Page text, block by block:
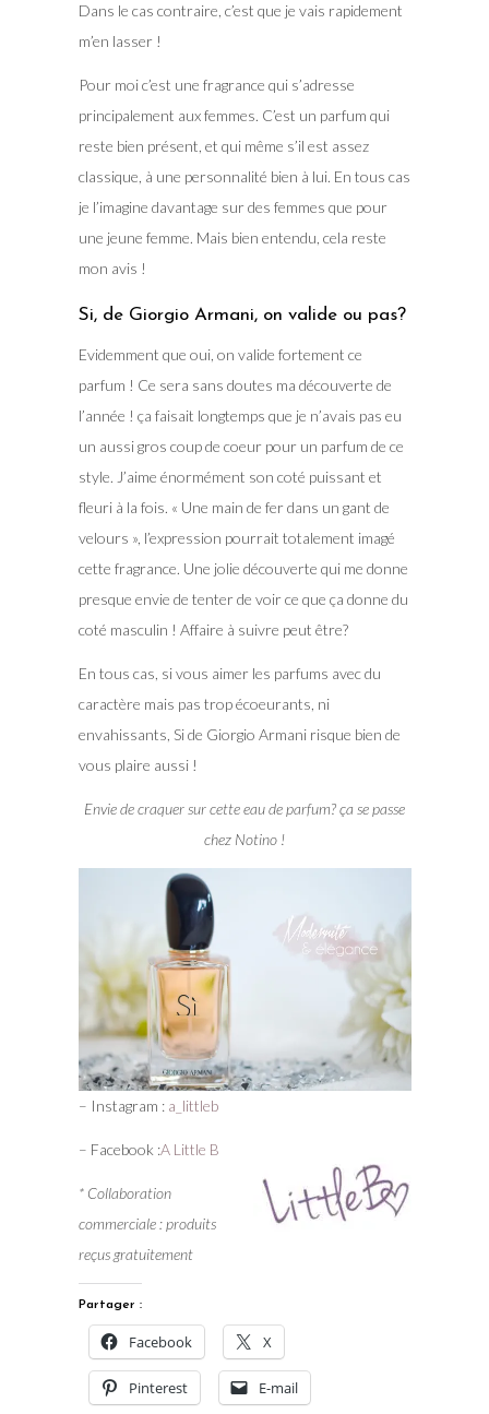
Dans le cas contraire, c’est que je vais rapidement
m’en lasser !
Pour moi c’est une fragrance qui s’adresse
principalement aux femmes. C’est un parfum qui
reste bien présent, et qui même s’il est assez
classique, à une personnalité bien à lui. En tous cas
je l’imagine davantage sur des femmes que pour
une jeune femme. Mais bien entendu, cela reste
mon avis !
Si, de Giorgio Armani, on valide ou pas?
Evidemment que oui, on valide fortement ce
parfum ! Ce sera sans doutes ma découverte de
l’année ! ça faisait longtemps que je n’avais pas eu
un aussi gros coup de coeur pour un parfum de ce
style. J’aime énormément son coté puissant et
fleuri à la fois. « Une main de fer dans un gant de
velours », l’expression pourrait totalement imagé
cette fragrance. Une jolie découverte qui me donne
presque envie de tenter de voir ce que ça donne du
coté masculin ! Affaire à suivre peut être?
En tous cas, si vous aimer les parfums avec du
caractère mais pas trop écoeurants, ni
envahissants, Si de Giorgio Armani risque bien de
vous plaire aussi !
Envie de craquer sur cette eau de parfum? ça se passe
chez Notino !
– Instagram : a_littleb
– Facebook :A Little B
* Collaboration
commerciale : produits
reçus gratuitement
Partager :
Facebook X
Pinterest E-mail